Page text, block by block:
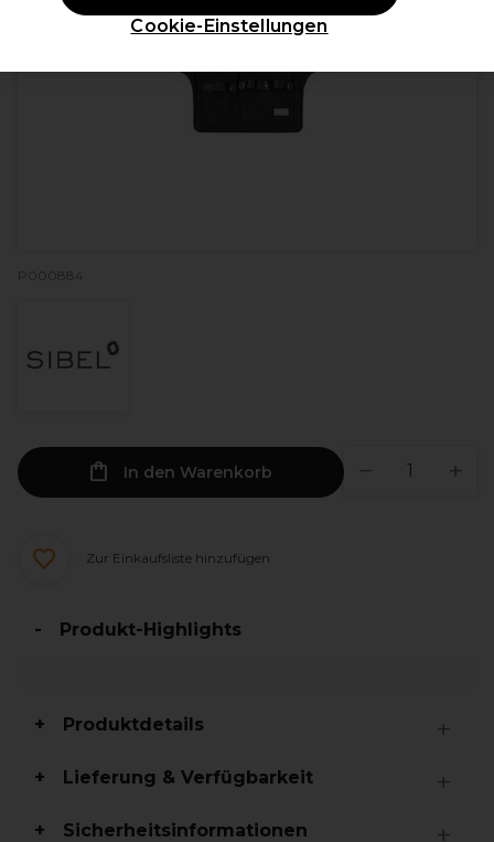
P000884
In den Warenkorb
Zur Einkaufsliste hinzufügen
Produkt-Highlights
Produktdetails
Lieferung & Verfügbarkeit
Sicherheitsinformationen
Cookie-Einstellungen